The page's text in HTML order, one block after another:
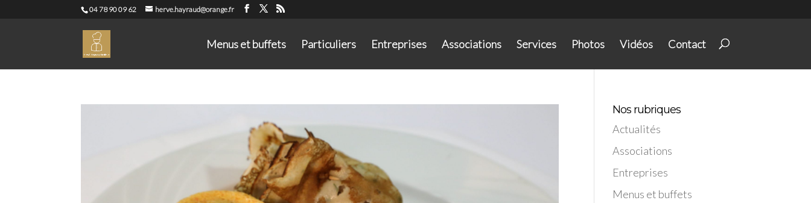
04 78 90 09 62 herve.hayraud@orange.fr
Menus et buffets Particuliers Entreprises Associations Services Photos Vidéos Contact
Nos rubriques
Actualités
Associations
Entreprises
Menus et buffets